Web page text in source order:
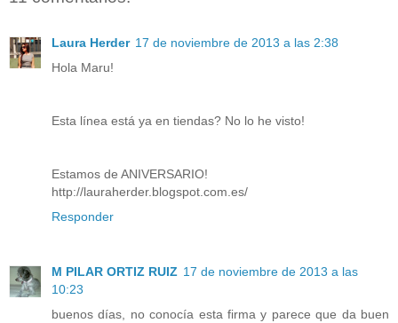
Laura Herder 17 de noviembre de 2013 a las 2:38
Hola Maru!
Esta línea está ya en tiendas? No lo he visto!
Estamos de ANIVERSARIO!
http://lauraherder.blogspot.com.es/
Responder
M PILAR ORTIZ RUIZ 17 de noviembre de 2013 a las
10:23
buenos días, no conocía esta firma y parece que da buen